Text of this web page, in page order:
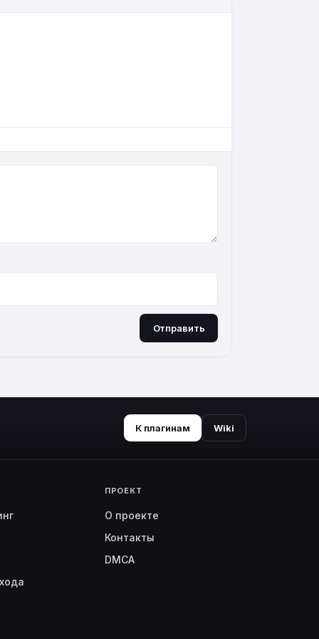
Отправить
К плагинам Wiki
ПРОЕКТ
О проекте
Контакты
DMCA